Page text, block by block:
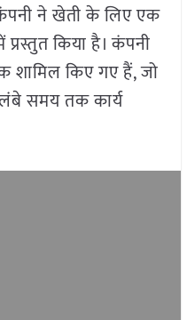
ने खेती के लिए एक
किया है। कंपनी
किए गए हैं, जो
समय तक कार्य